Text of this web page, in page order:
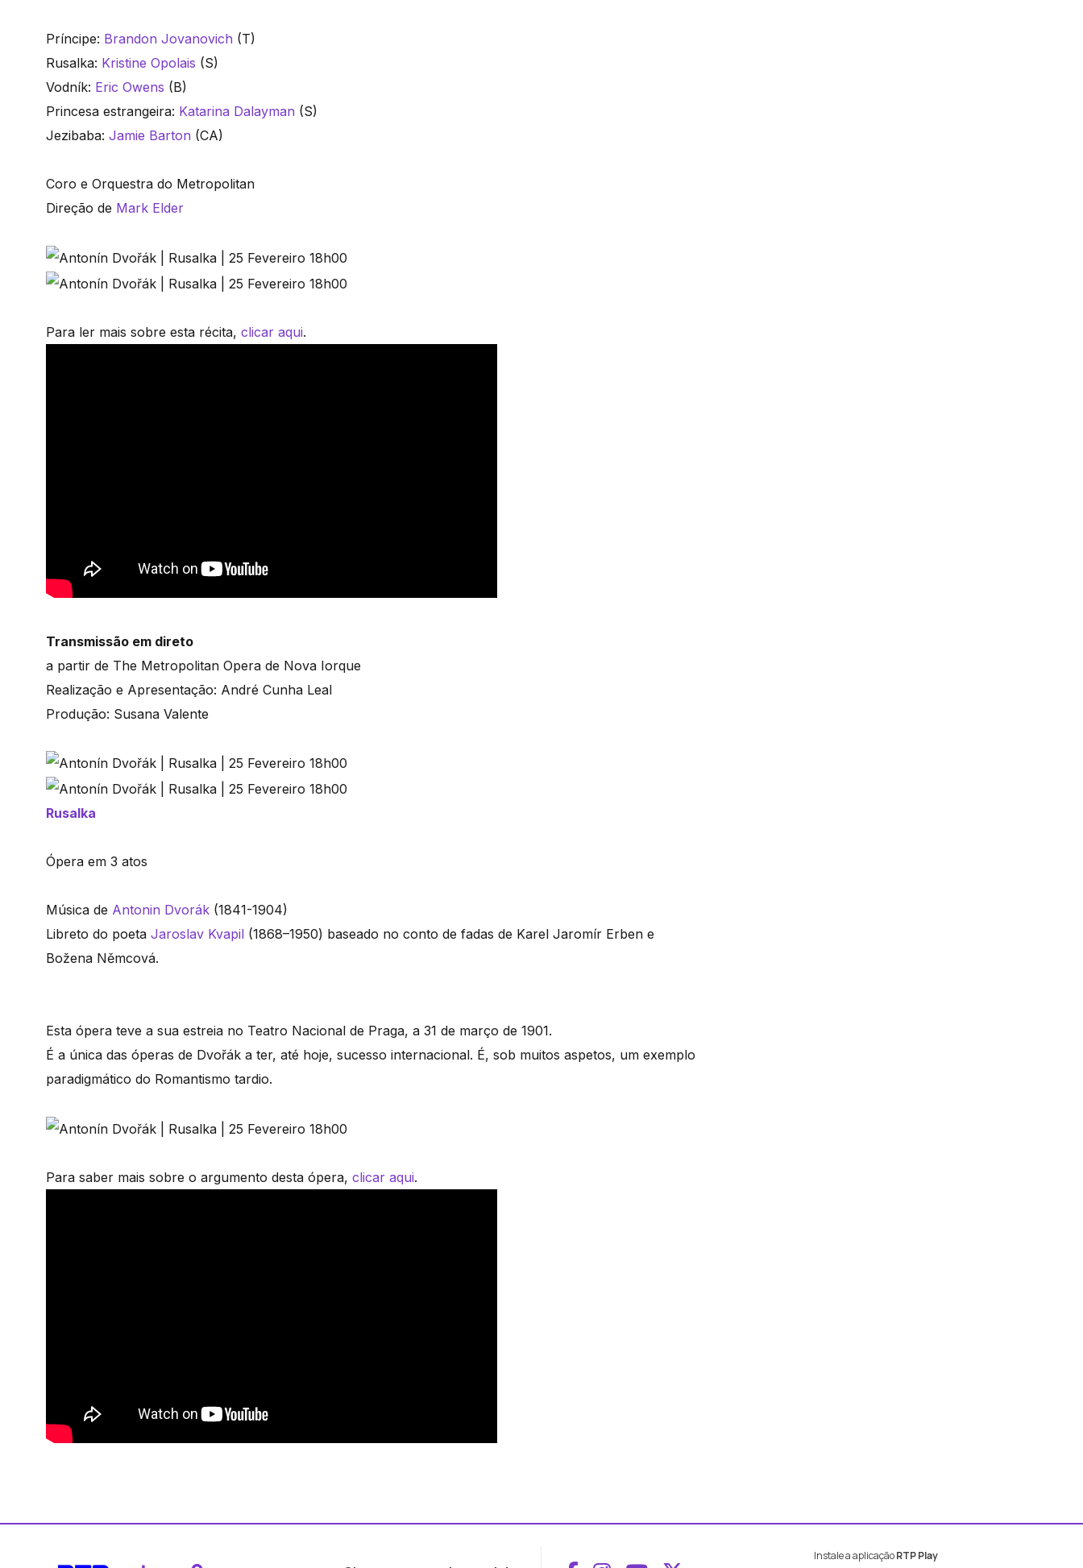
Príncipe: Brandon Jovanovich (T)
Rusalka: Kristine Opolais (S)
Vodník: Eric Owens (B)
Princesa estrangeira: Katarina Dalayman (S)
Jezibaba: Jamie Barton (CA)
Coro e Orquestra do Metropolitan
Direção de Mark Elder
Para ler mais sobre esta récita, clicar aqui.
Transmissão em direto
a partir de The Metropolitan Opera de Nova Iorque
Realização e Apresentação: André Cunha Leal
Produção: Susana Valente
Rusalka
Ópera em 3 atos
Música de Antonin Dvorák (1841-1904)
Libreto do poeta Jaroslav Kvapil (1868–1950) baseado no conto de fadas de Karel Jaromír Erben e
Božena Němcová.
Esta ópera teve a sua estreia no Teatro Nacional de Praga, a 31 de março de 1901.
É a única das óperas de Dvořák a ter, até hoje, sucesso internacional. É, sob muitos aspetos, um exemplo
paradigmático do Romantismo tardio.
Para saber mais sobre o argumento desta ópera, clicar aqui.
Instale a aplicaçãoRTP Play